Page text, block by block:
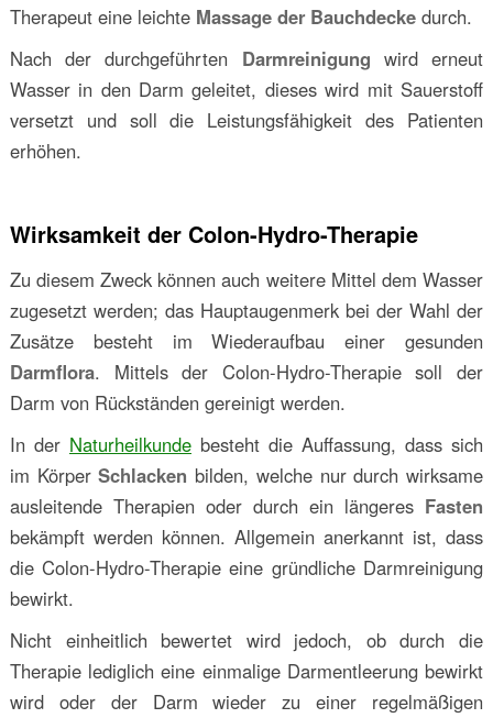
Therapeut eine leichte Massage der Bauchdeckedurch.
Nach der durchgeführten Darmreinigung wird erneut
Wasser in den Darm geleitet, dieses wird mit Sauerstoff
versetzt und soll die Leistungsfähigkeit des Patienten
erhöhen.
Wirksamkeit der Colon-Hydro-Therapie
Zu diesem Zweck können auch weitere Mittel dem Wasser
zugesetzt werden; das Hauptaugenmerk bei der Wahl der
Zusätze besteht im Wiederaufbau einer gesunden
Darmflora. Mittels der Colon-Hydro-Therapie soll der
Darm von Rückständen gereinigt werden.
In der Naturheilkundebesteht die Auffassung, dass sich
im KörperSchlacken bilden, welche nur durch wirksame
ausleitende Therapien oder durch ein längeres Fasten
bekämpft werden können. Allgemein anerkannt ist, dass
die Colon-Hydro-Therapie eine gründliche Darmreinigung
bewirkt.
Nicht einheitlich bewertet wird jedoch, ob durch die
Therapie lediglich eine einmalige Darmentleerung bewirkt
wird oder der Darm wieder zu einer regelmäßigen